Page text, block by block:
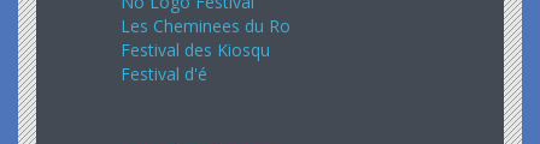
Les Cheminees du Ro
Festival des Kiosqu
Festival d'é